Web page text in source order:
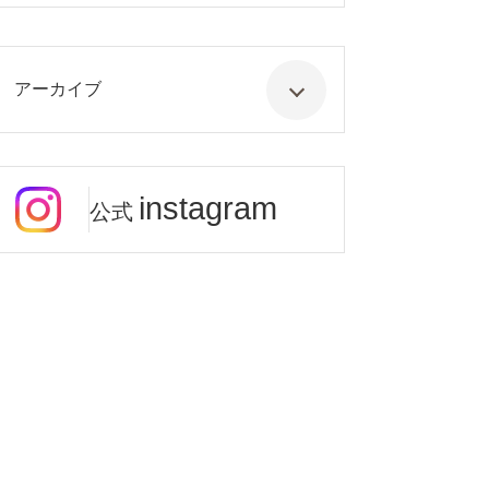
アーカイブ
公式 instagram